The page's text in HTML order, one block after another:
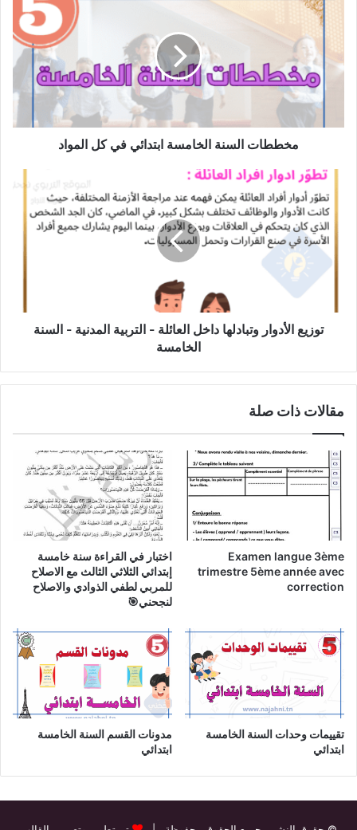
السنة
الخامسة
ابتدائي
كل
المواد
مخططات السنة الخامسة ابتدائي في كل المواد
توزيع
الأدوار
وتبادلها
داخل
العائلة
التربية
السنةتوزيع الأدوار وتبادلها داخل العائلة - التربية المدنية - السنة
الخامسة
مقالات ذات صلة
Examen langue 3ème
trimestre 5ème année avec
correction
اختبار في القراءة سنة خامسة
إبتدائي الثلاثي الثالث مع الاصلاح
للمربي لطفي الذوادي والاصلاح
لنجحني🎯
تقييمات وحدات السنة الخامسة
ابتدائي
مدونات القسم السنة الخامسة
ابتدائي